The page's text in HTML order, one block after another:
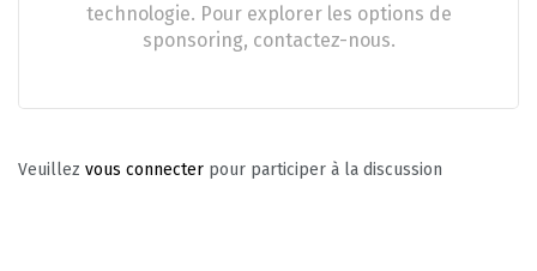
technologie. Pour explorer les options de
sponsoring, contactez-nous.
Veuillez vous connecter pour participer à la discussion